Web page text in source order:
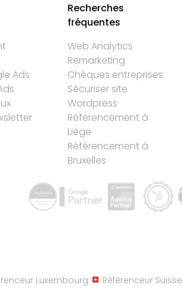
Ads
Recherches
fréquentes
Web Analytics
Remarketing
Chèques entreprises
Sécuriser site
Wordpress
Référencement à
Liège
Référencement à
Bruxelles
Luxembourg Référenceur Suisse